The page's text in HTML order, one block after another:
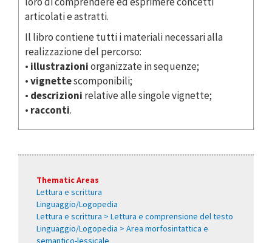
articolati e astratti.
Il libro contiene tutti i materiali necessari alla
realizzazione del percorso:
• illustrazioniorganizzate in sequenze;
•vignettescomponibili;
• descrizioni relative alle singole vignette;
• racconti.
Thematic Areas
Lettura e scrittura
Linguaggio/Logopedia
Lettura e scrittura > Lettura e comprensione del testo
Linguaggio/Logopedia > Area morfosintattica e
semantico-lessicale